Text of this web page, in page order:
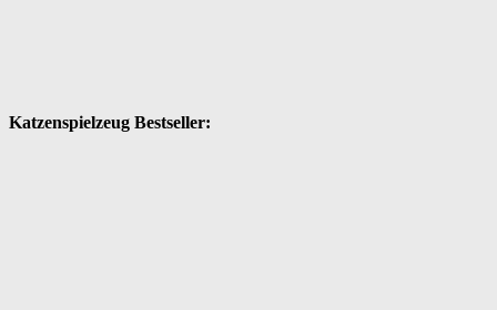
Katzenspielzeug Bestseller: